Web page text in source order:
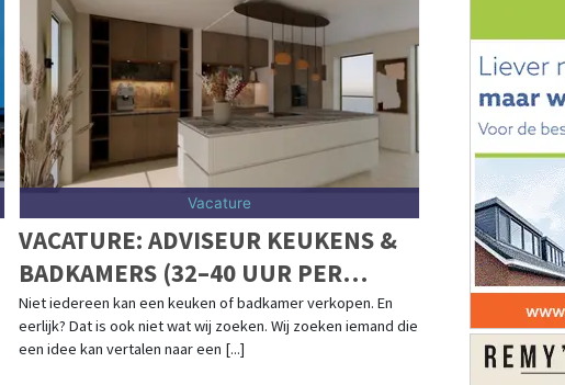
Vacature
VACATURE: ADVISEUR KEUKENS &
BADKAMERS (32–40 UUR PER
WEEK)
Niet iedereen kan een keuken of badkamer verkopen. En
eerlijk? Dat is ook niet wat wij zoeken. Wij zoeken iemand die
een idee kan vertalen naar een [...]